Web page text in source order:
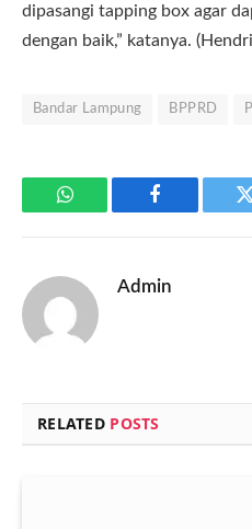
dipasangi tapping box agar
dengan baik,” katanya.
Bandar Lampung BPPRD
WhatsApp Facebook
Admin
RELATED POSTS